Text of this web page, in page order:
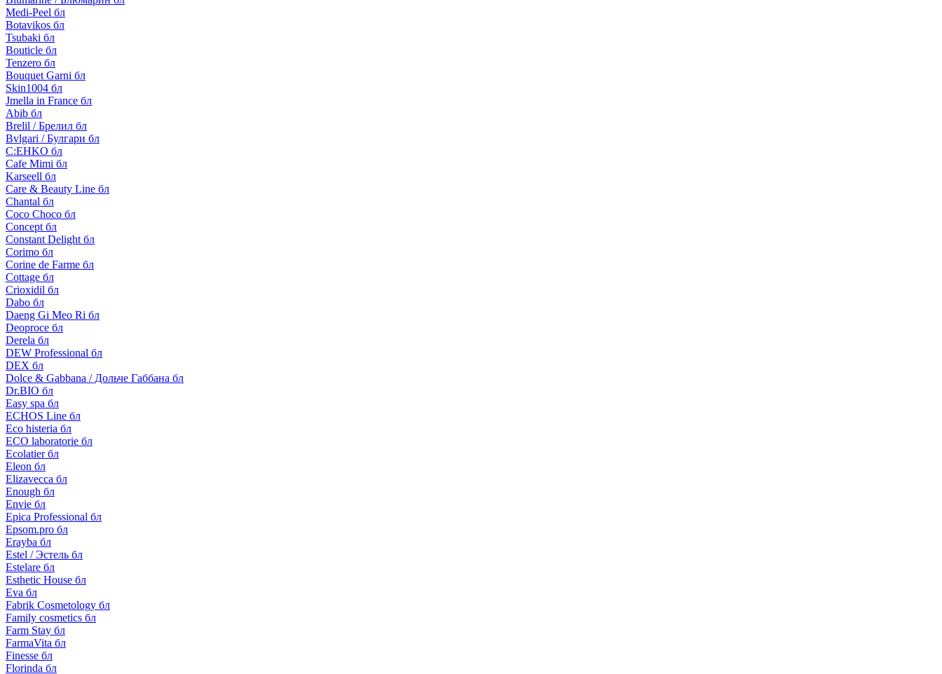
Medi-Peel бл
Botavikos бл
Tsubaki бл
Bouticle бл
Tenzero бл
Bouquet Garni бл
Skin1004 бл
Jmella in France бл
Abib бл
Brelil / Брелил бл
Bvlgari / Булгари бл
C:EHKO бл
Cafe Mimi бл
Karseell бл
Care & Beauty Line бл
Chantal бл
Coco Choco бл
Concept бл
Constant Delight бл
Corimo бл
Corine de Farme бл
Cottage бл
Crioxidil бл
Dabo бл
Daeng Gi Meo Ri бл
Deoproce бл
Derela бл
DEW Professional бл
DEX бл
Dolce & Gabbana / Дольче Габбана бл
Dr.BIO бл
Easy spa бл
ECHOS Line бл
Eco histeria бл
ECO laboratorie бл
Ecolatier бл
Eleon бл
Elizavecca бл
Enough бл
Envie бл
Epica Professional бл
Epsom.pro бл
Erayba бл
Estel / Эстель бл
Estelare бл
Esthetic House бл
Eva бл
Fabrik Cosmetology бл
Family cosmetics бл
Farm Stay бл
FarmaVita бл
Finesse бл
Florinda бл